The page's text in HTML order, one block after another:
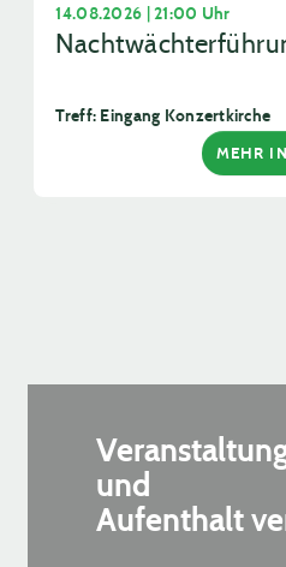
14.08.2026 | 21:00 Uhr
Treff: Eingang Konzertkirche
MEHR
und
Aufenthalt